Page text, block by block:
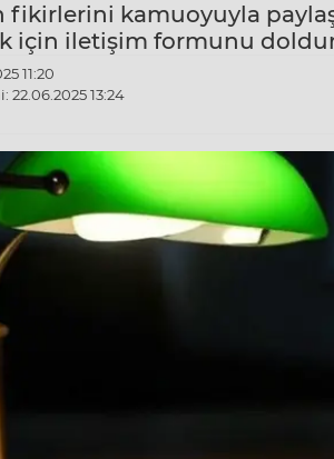
fikirlerini kamuoyuyla
için iletişim formunu
11:20
13:24